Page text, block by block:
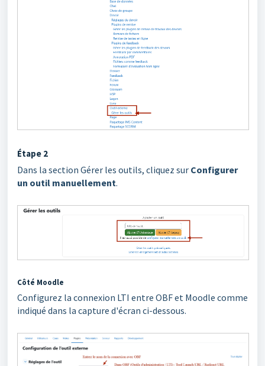
Étape 2
Dans la section Gérer les outils, cliquez sur Configurer
un outil manuellement.
Côté Moodle
Configurez la connexion LTI entre OBF et Moodle comme
indiqué dans la capture d'écran ci-dessous.